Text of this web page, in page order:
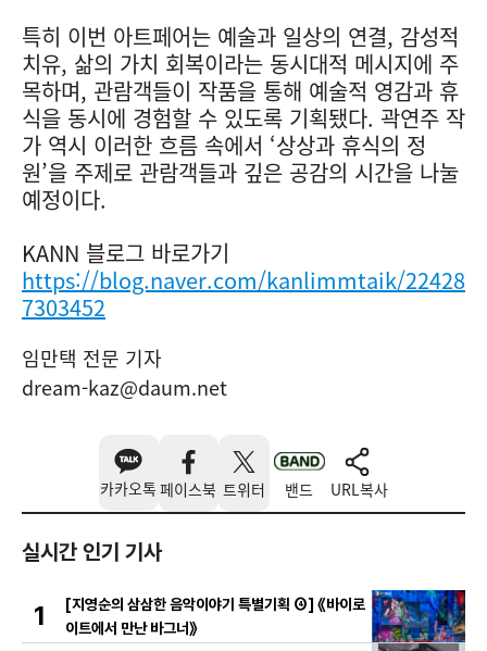
특히 이번 아트페어는 예술과 일상의 연결, 감성적
치유, 삶의 가치 회복이라는 동시대적 메시지에 주
목하며, 관람객들이 작품을 통해 예술적 영감과 휴
식을 동시에 경험할 수 있도록 기획됐다. 곽연주 작
가 역시 이러한 흐름 속에서 ‘상상과 휴식의 정
원’을 주제로 관람객들과 깊은 공감의 시간을 나눌
예정이다.
KANN 블로그 바로가기
https://blog.naver.com/kanlimmtaik/22428
7303452
임만택 전문 기자
dream-kaz@daum.net
카카오톡 페이스북 트위터 밴드 URL복사
실시간 인기 기사
1
[지영순의 삼삼한 음악이야기 특별기획 ④] 《바이로
이트에서 만난 바그너》